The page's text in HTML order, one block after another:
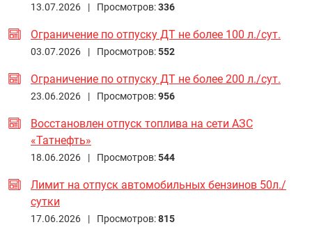
13.07.2026 | Просмотров:336
Ограничение по отпуску ДТ не более 100 л./сут.
03.07.2026 | Просмотров:552
Ограничение по отпуску ДТ не более 200 л./сут.
23.06.2026 | Просмотров:956
Восстановлен отпуск топлива на сети АЗС
«Татнефть»
18.06.2026 | Просмотров:544
Лимит на отпуск автомобильных бензинов 50л./
сутки
17.06.2026 | Просмотров:815